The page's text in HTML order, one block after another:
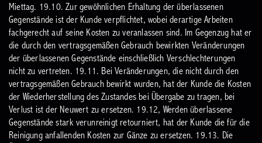
Miettag. 19.10. Zur gewöhnlichen Erhaltung der überlassenen
Gegenstände ist der Kunde verpflichtet, wobei derartige Arbeiten
fachgerecht auf seine Kosten zu veranlassen sind. Im Gegenzug hat er
die durch den vertragsgemäßen Gebrauch bewirkten Veränderungen
der überlassenen Gegenstände einschließlich Verschlechterungen
nicht zu vertreten. 19.11. Bei Veränderungen, die nicht durch den
vertragsgemäßen Gebrauch bewirkt wurden, hat der Kunde die Kosten
der Wiederherstellung des Zustandes bei Übergabe zu tragen, bei
Verlust ist der Neuwert zu ersetzen. 19.12, Werden überlassene
Gegenstände stark verunreinigt retourniert, hat der Kunde die für die
Reinigung anfallenden Kosten zur Gänze zu ersetzen. 19.13. Die